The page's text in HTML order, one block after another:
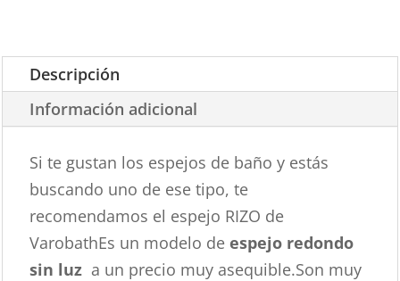
Descripción
Información adicional
Si te gustan los espejos de baño y estás
buscando uno de ese tipo, te
recomendamos el espejo RIZO de
VarobathEs un modelo de espejo redondo
sin luz a un precio muy asequible.Son muy